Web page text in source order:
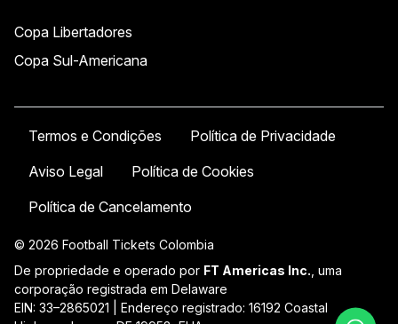
Copa Libertadores
Copa Sul-Americana
Termos e Condições
Política de Privacidade
Aviso Legal
Política de Cookies
Política de Cancelamento
© 2026 Football Tickets Colombia
De propriedade e operado por FT Americas Inc. , uma
corporação registrada em Delaware
EIN: 33–2865021 | Endereço registrado: 16192 Coastal